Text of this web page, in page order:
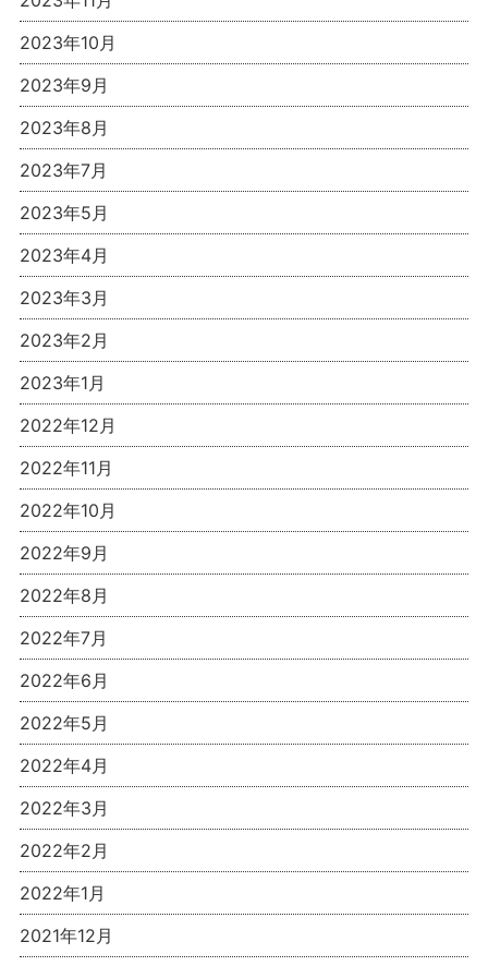
2023年10月
2023年9月
2023年8月
2023年7月
2023年5月
2023年4月
2023年3月
2023年2月
2023年1月
2022年12月
2022年11月
2022年10月
2022年9月
2022年8月
2022年7月
2022年6月
2022年5月
2022年4月
2022年3月
2022年2月
2022年1月
2021年12月